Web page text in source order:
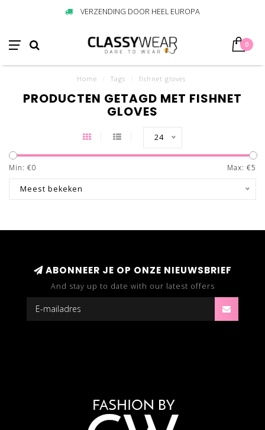
VERZENDING DOOR HEEL EUROPA
0
Home Tags fishnet gloves
PRODUCTEN GETAGD MET FISHNET
GLOVES
24
Min: €0 Max: €5
Meest bekeken
ABONNEER JE OP ONZE NIEUWSBRIEF
And stay up to date with our latest offers